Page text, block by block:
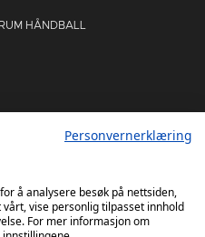
HÅNDBALL
Personvernerklæring
å analysere besøk på nettsiden,
vise personlig tilpasset innhold
For mer informasjon om